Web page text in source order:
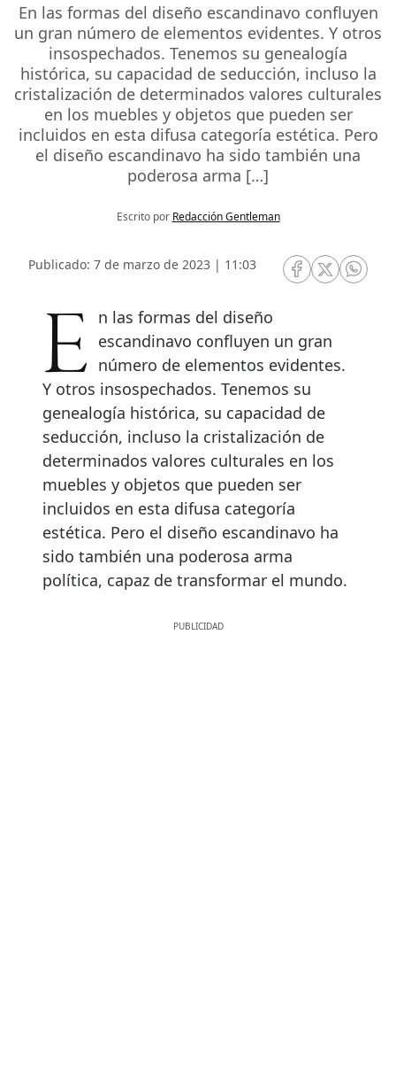
En las formas del diseño escandinavo confluyen
un gran número de elementos evidentes. Y otros
insospechados. Tenemos su genealogía
histórica, su capacidad de seducción, incluso la
cristalización de determinados valores culturales
en los muebles y objetos que pueden ser
incluidos en esta difusa categoría estética. Pero
el diseño escandinavo ha sido también una
poderosa arma […]
Escrito por Redacción Gentleman
Publicado: 7 de marzo de 2023 | 11:03
RRSS Facebook
RRSSRRSS
En las formas del diseño escandinavo confluyen un gran
número de elementos evidentes.
Y otros insospechados. Tenemos su
genealogía histórica, su capacidad de
seducción, incluso la cristalización de
determinados valores culturales en los
muebles y objetos que pueden ser
incluidos en esta difusa categoría
estética. Pero el diseño escandinavo ha
sido también una poderosa arma
política, capaz de transformar el mundo.